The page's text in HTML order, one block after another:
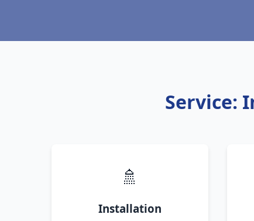
Service:
🚿
Installation